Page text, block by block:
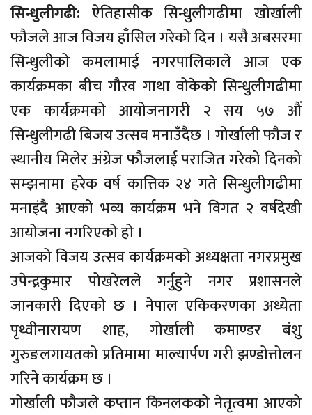
सिन्धुलीगढी: ऐतिहासीक सिन्धुलीगढीमा खोर्खाली
फौजले आज विजय हाँसिल गरेको दिन । यसै अबसरमा
सिन्धुलीको कमलामाई नगरपालिकाले आज एक
कार्यक्रमका बीच गौरव गाथा वोकेको सिन्धुलीगढीमा
एक कार्यक्रमको आयोजनागरी २ सय ५७ औं
सिन्धुलीगढी बिजय उत्सव मनाउँदैछ । गोर्खाली फौज र
स्थानीय मिलेर अंग्रेज फौजलाई पराजित गरेको दिनको
सम्झनामा हरेक वर्ष कात्तिक २४ गते सिन्धुलीगढीमा
मनाइंदै आएको भव्य कार्यक्रम भने विगत २ वर्षदेखी
आयोजना नगरिएको हो ।
आजको विजय उत्सव कार्यक्रमको अध्यक्षता नगरप्रमुख
उपेन्द्रकुमार पोखरेलले गर्नुहुने नगर प्रशासनले
जानकारी दिएको छ । नेपाल एकिकरणका अध्येता
पृथ्वीनारायण शाह, गोर्खाली कमाण्डर बंशु
गुरुङलगायतको प्रतिमामा माल्यार्पण गरी झण्डोत्तोलन
गरिने कार्यक्रम छ ।
गोर्खाली फौजले कप्तान किनलकको नेतृत्वमा आएको